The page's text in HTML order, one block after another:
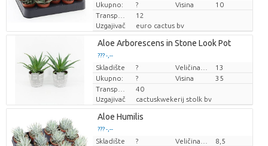
Ukupno:
? Visina
10
12
Uzgajivač
euro cactus bv
Aloe Arborescens in Stone Look Pot
??? -,--
Cijena po komadu
Skladište ?
13
Ukupno:
? Visina
35
40
Uzgajivač
cactuskwekerij stolk bv
Aloe Humilis
??? -,--
Cijena po komadu
Skladište ?
8,5